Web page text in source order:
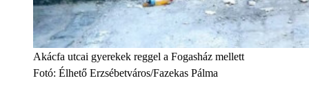
Akácfa utcai gyerekek reggel a Fogasház mellett
Fotó: Élhető Erzsébetváros/Fazekas Pálma